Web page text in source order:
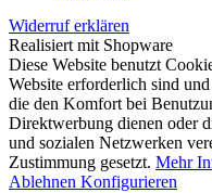
Widerruf erklären
Realisiert mit Shopware
Diese Website benutzt
Website erforderlich sind
die den Komfort bei
Direktwerbung dienen oder
und sozialen Netzwerken
Zustimmung gesetzt. Mehr
Ablehnen Konfigurieren